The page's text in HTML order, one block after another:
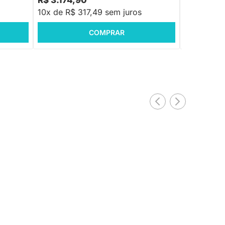
10x de R$ 317,49 sem juros
COMPRAR